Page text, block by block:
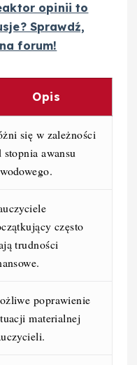
opinii to
Sprawdź,
forum!
Opis
się w zależności
stopnia awansu
często
trudności
poprawienie
materialnej